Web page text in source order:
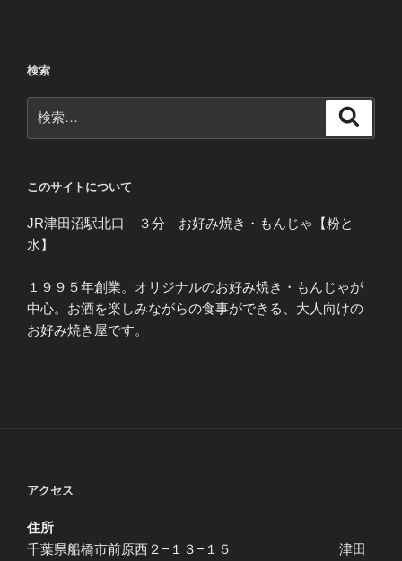
検索
索:
このサイトについて
JR津田沼駅北口 ３分 お好み焼き・もんじゃ【粉と
水】
１９９５年創業。オリジナルのお好み焼き・もんじゃが
中心。お酒を楽しみながらの食事ができる、大人向けの
お好み焼き屋です。
アクセス
住所
千葉県船橋市前原西２−１３−１５ 津田